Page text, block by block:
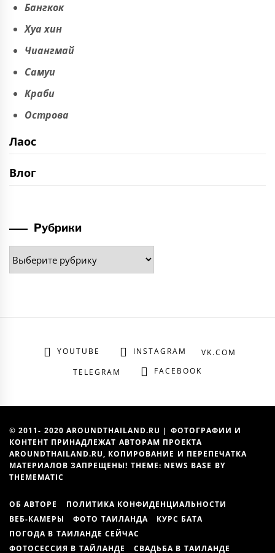
Бангкок
Хуа хин
Чиангмай
Самуи
Краби
Острова
Лаос
Влог
Рубрики
Рубрики
YOUTUBE INSTAGRAM
VK.COM
TELEGRAM
FACEBOOK
© 2011- 2020 AROUNDTHAILAND.RU | ФОТОГРАФИИ И
КОНТЕНТ ПРИНАДЛЕЖАТ АВТОРАМ ПРОЕКТА
AROUNDTHAILAND.RU, КОПИРОВАНИЕ И ПЕРЕПЕЧАТКА
МАТЕРИАЛОВ ЗАПРЕЩЕНЫ! THEME: NEWS BASE BY
THEMEMATIC
ОБ АВТОРЕ
ПОЛИТИКА КОНФИДЕНЦИАЛЬНОСТИ
ВЕБ-КАМЕРЫ
ФОТО ТАИЛАНДА
КУРС БАТА
ПОГОДА В ТАИЛАНДЕ СЕЙЧАС
ФОТОСЕССИЯ В ТАЙЛАНДЕ
СВАДЬБА В ТАИЛАНДЕ